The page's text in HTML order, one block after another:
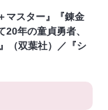
マスター』『錬金
年の童貞勇者、
（双葉社）／『シ